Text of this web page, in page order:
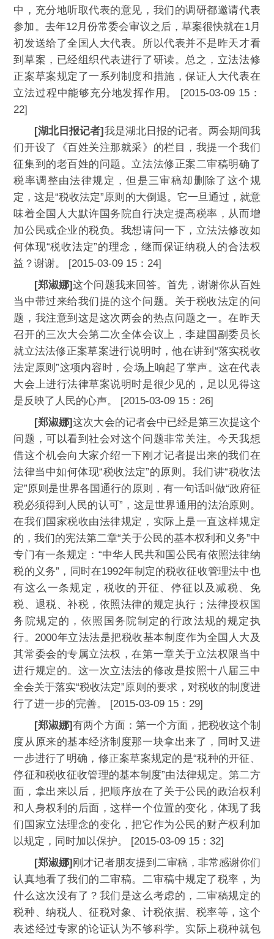
中，充分地听取代表的意见，我们的调研都邀请代表
参加。去年12月份常委会审议之后，草案很快就在1月
初发送给了全国人大代表。所以代表并不是昨天才看
到草案，已经组织代表进行了研读。总之，立法法修
正案草案规定了一系列制度和措施，保证人大代表在
立法过程中能够充分地发挥作用。 [2015-03-09 15：
22]
[湖北日报记者]我是湖北日报的记者。两会期间我
们开设了《百姓关注那就采》的栏目，我提一个我们
征集到的老百姓的问题。立法法修正案二审稿明确了
税率调整由法律规定，但是三审稿却删除了这个规
定，这是“税收法定”原则的大倒退。它一旦通过，就意
味着全国人大默许国务院自行决定提高税率，从而增
加公民或企业的税负。我想请问一下，立法法修改如
何体现“税收法定”的理念，继而保证纳税人的合法权
益？谢谢。 [2015-03-09 15：24]
[郑淑娜]这个问题我来回答。首先，谢谢你从百姓
当中带过来给我们提的这个问题。关于税收法定的问
题，我注意到这是这次两会的热点问题之一。在昨天
召开的三次大会第二次全体会议上，李建国副委员长
就立法法修正案草案进行说明时，他在讲到“落实税收
法定原则”这项内容时，会场上响起了掌声。这在代表
大会上进行法律草案说明时是很少见的，足以见得这
是反映了人民的心声。 [2015-03-09 15：26]
[郑淑娜]这次大会的记者会中已经是第三次提这个
问题，可以看到社会对这个问题非常关注。今天我想
借这个机会向大家介绍一下刚才记者提出来的我们在
法律当中如何体现“税收法定”的原则。我们讲“税收法
定”原则是世界各国通行的原则，有一句话叫做“政府征
税必须得到人民的认可”，这是世界通用的法治原则。
在我们国家税收由法律规定，实际上是一直这样规定
的，我们的宪法第二章“关于公民的基本权利和义务”中
专门有一条规定：“中华人民共和国公民有依照法律纳
税的义务”，同时在1992年制定的税收征收管理法中也
有这么一条规定，税收的开征、停征以及减税、免
税、退税、补税，依照法律的规定执行；法律授权国
务院规定的，依照国务院制定的行政法规的规定执
行。2000年立法法是把税收基本制度作为全国人大及
其常委会的专属立法权，在第一章关于立法权限当中
进行规定的。这一次立法法的修改是按照十八届三中
全会关于落实“税收法定”原则的要求，对税收的制度进
行了进一步的完善。 [2015-03-09 15：29]
[郑淑娜]有两个方面：第一个方面，把税收这个制
度从原来的基本经济制度那一块拿出来了，同时又进
一步进行了明确，修正案草案规定的是“税种的开征、
停征和税收征收管理的基本制度”由法律规定。第二方
面，拿出来以后，把顺序放在了关于公民的政治权利
和人身权利的后面，这样一个位置的变化，体现了我
们国家立法理念的变化，把它作为公民的财产权利加
以规定，同时加以保护。 [2015-03-09 15：32]
[郑淑娜]刚才记者朋友提到二审稿，非常感谢你们
认真地看了我们的二审稿。二审稿中规定了税率，为
什么这次没有了？我们是这么考虑的，二审稿规定的
税种、纳税人、征税对象、计税依据、税率等，这个
表述经过专家的论证认为不够科学。实际上税种就包